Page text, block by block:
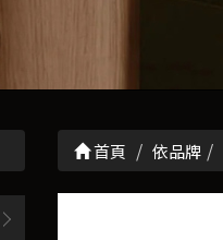
首頁 依品牌